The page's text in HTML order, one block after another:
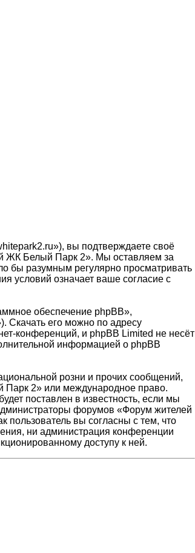
вы подтверждаете своё
ЖК Белый Парк 2». Мы оставляем за
бы разумным регулярно просматривать
условий означает ваше согласие с
обеспечение phpBB»,
Скачать его можно по адресу
конференций, и phpBB Limited не несёт
информацией о phpBB
розни и прочих сообщений,
Парк 2» или международное право.
поставлен в известность, если мы
форумов «Форум жителей
вы согласны с тем, что
ни администрация конференции
доступу к ней.